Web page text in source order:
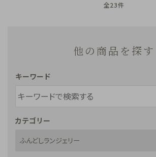
全23件
他の商品を探す
キーワード
カテゴリー